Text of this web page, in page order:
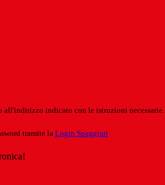
all'indirizzo indicato con le istruzioni necessarie.
tramite la Login Spaggiari